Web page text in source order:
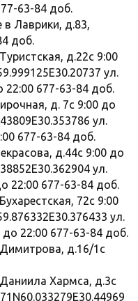
63-84 доб.
в Лаврики, д.83,
доб.
д.22с 9:00
ул.
22:00 677-63-84 доб.
д. 7с 9:00 до
ул.
677-63-84 доб.
д.44с 9:00 до
ул.
22:00 677-63-84 доб.
72с 9:00
ул.
до 22:00 677-63-84 доб.
Димитрова, д.16/1с
Хармса, д.3с